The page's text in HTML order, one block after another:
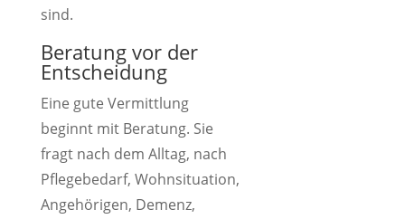
sind.
Beratung vor der
Entscheidung
Eine gute Vermittlung
beginnt mit Beratung. Sie
fragt nach dem Alltag, nach
Pflegebedarf, Wohnsituation,
Angehörigen, Demenz,